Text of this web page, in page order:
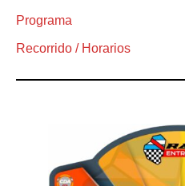
Programa
Recorrido / Horarios